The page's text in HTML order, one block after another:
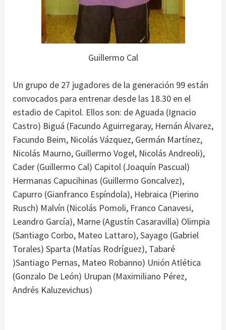
Guillermo Cal
Un grupo de 27 jugadores de la generación 99 están
convocados para entrenar desde las 18.30 en el
estadio de Capitol. Ellos son: de Aguada (Ignacio
Castro) Biguá (Facundo Aguirregaray, Hernán Álvarez,
Facundo Beim, Nicolás Vázquez, Germán Martínez,
Nicolás Maurno, Guillermo Vogel, Nicolás Andreoli),
Cader (Guillermo Cal) Capitol (Joaquín Pascual)
Hermanas Capucihinas (Guillermo Goncalvez),
Capurro (Gianfranco Espíndola), Hebraica (Pierino
Rusch) Malvín (Nicolás Pomoli, Franco Canavesi,
Leandro García), Marne (Agustín Casaravilla) Olimpia
(Santiago Corbo, Mateo Lattaro), Sayago (Gabriel
Torales) Sparta (Matías Rodríguez), Tabaré
)Santiago Pernas, Mateo Robanno) Unión Atlética
(Gonzalo De León) Urupan (Maximiliano Pérez,
Andrés Kaluzevichus)